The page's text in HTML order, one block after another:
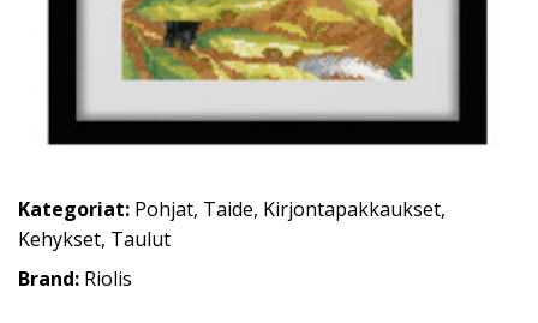
Kategoriat: Pohjat, Taide, Kirjontapakkaukset,
Kehykset, Taulut
Brand: Riolis